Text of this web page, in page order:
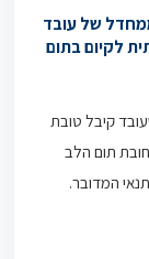
של עובד
לקיום בתום
קיבל טובת
תום הלב
המדובר.